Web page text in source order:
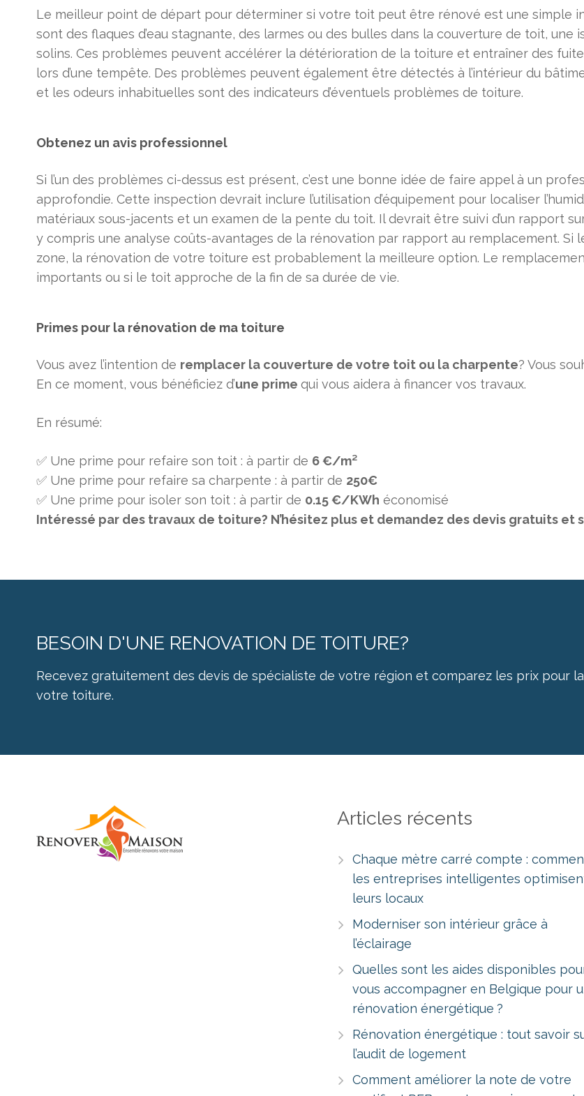
Le meilleur point de départ pour déterminer si votre toit peut être rénové est une simple
sont des flaques d’eau stagnante, des larmes ou des bulles dans la couverture de toit, une
solins. Ces problèmes peuvent accélérer la détérioration de la toiture et entraîner des
lors d’une tempête. Des problèmes peuvent également être détectés à l’intérieur du
et les odeurs inhabituelles sont des indicateurs d’éventuels problèmes de toiture.
Obtenez un avis professionnel
Si l’un des problèmes ci-dessus est présent, c’est une bonne idée de faire appel à un
approfondie. Cette inspection devrait inclure l’utilisation d’équipement pour localiser
matériaux sous-jacents et un examen de la pente du toit. Il devrait être suivi d’un rapport
y compris une analyse coûts-avantages de la rénovation par rapport au remplacement. Si
zone, la rénovation de votre toiture est probablement la meilleure option. Le
importants ou si le toit approche de la fin de sa durée de vie.
Primes pour la rénovation de ma toiture
Vous avez l’intention de remplacer la couverture de votre toit ou la charpente? Vous
En ce moment, vous bénéficiez d’une prime qui vous aidera à financer vos travaux.
En résumé:
✅ Une prime pour refaire son toit : à partir de 6 €/m²
✅ Une prime pour refaire sa charpente : à partir de 250€
✅ Une prime pour isoler son toit : à partir de 0.15 €/KWh économisé
Intéressé par des travaux de toiture? N’hésitez plus et demandez des devis gratuits et
BESOIN D'UNE RENOVATION DE TOITURE?
Recevez gratuitement des devis de spécialiste de votre région et comparez les prix pour
votre toiture.
Articles récents
Chaque mètre carré compte :
les entreprises intelligentes
leurs locaux
Moderniser son intérieur grâce à
l’éclairage
Quelles sont les aides disponibles
vous accompagner en Belgique pour
rénovation énergétique ?
Rénovation énergétique : tout savoir
l’audit de logement
Comment améliorer la note de votre